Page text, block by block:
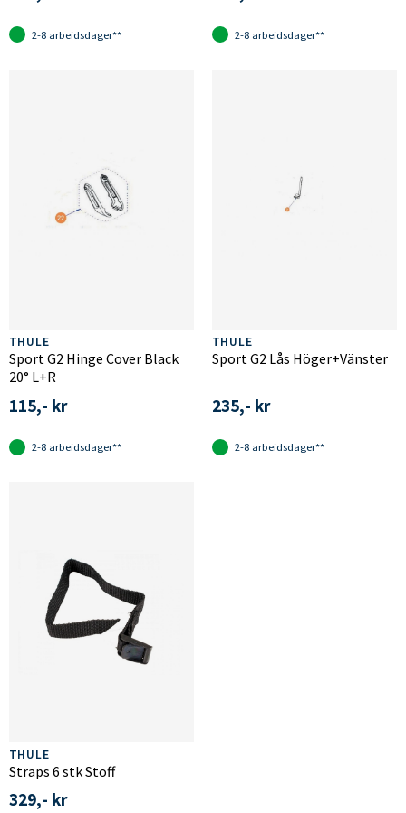
2-8 arbeidsdager** 2-8 arbeidsdager**
THULE
Sport G2 Hinge Cover Black
20° L+R
115,- kr
2-8 arbeidsdager**
THULE
Sport G2 Lås Höger+Vänster
235,- kr
2-8 arbeidsdager**
THULE
Straps 6 stk Stoff
329,- kr